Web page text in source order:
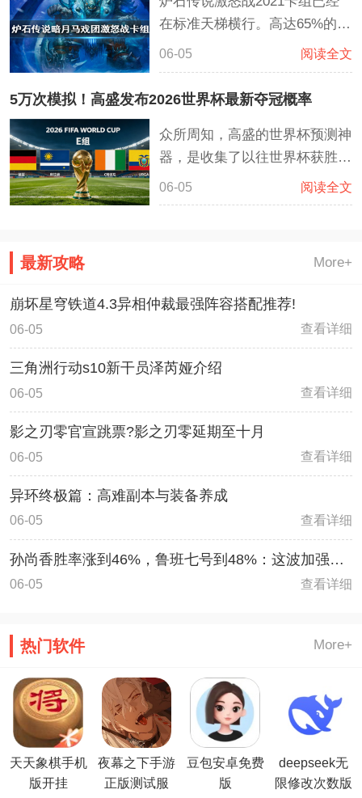
控制场面。克苏恩，破碎之劫也
能够搭配许多卡牌进行控制。
在标准天梯横行。高达65%的胜
率让激怒站能够轻松上传说。这
套激怒战士卡组依靠全新的激怒
喝海盗体系成为了胜率超高的职
之锚然后继续过相对的海盗牌。
格罗马什·地狱咆哮拥有非常高
的斩杀效果。如果能够利用好血
誓雇佣兵这套卡组将会战无不
06-05 阅读全文
5万次模拟！高盛发布2026世界杯最新夺冠概率
众所周知，高盛的世界杯预测神
器，是收集了以往世界杯获胜概
率，直接模拟了数万次世界杯赛
程的超级计算程序，经过5万次
队伍预测，这一次，高盛推算出
冠的队伍
06-05 阅读全文
最新攻略 More+
崩坏星穹铁道4.3异相仲裁最强阵容搭配推荐!
06-05 查看详细
三角洲行动s10新干员泽芮娅介绍
06-05 查看详细
影之刃零官宣跳票?影之刃零延期至十月
06-05 查看详细
异环终极篇：高难副本与装备养成
06-05 查看详细
孙尚香胜率涨到46%，鲁班七号到48%：这波加强真
的能改变强度？
06-05 查看详细
热门软件 More+
天天象棋手机
版开挂
夜幕之下手游
正版测试服
豆包安卓免费
版
deepseek无
限修改次数版